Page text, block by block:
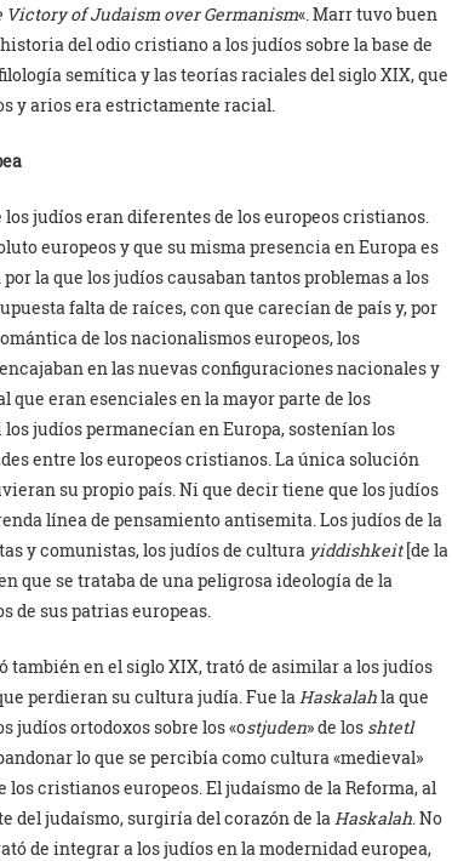
Victory of Judaism over Germanism«. Marr tuvo buen
del odio cristiano a los judíos sobre la base de
semítica y las teorías raciales del siglo XIX, que
y arios era estrictamente racial.
judíos eran diferentes de los europeos cristianos.
europeos y que su misma presencia en Europa es
la que los judíos causaban tantos problemas a los
falta de raíces, con que carecían de país y, por
de los nacionalismos europeos, los
en las nuevas configuraciones nacionales y
eran esenciales en la mayor parte de los
judíos permanecían en Europa, sostenían los
entre los europeos cristianos. La única solución
su propio país. Ni que decir tiene que los judíos
línea de pensamiento antisemita. Los judíos de la
y comunistas, los judíos de cultura yiddishkeit[de la
que se trataba de una peligrosa ideología de la
de sus patrias europeas.
también en el siglo XIX, trató de asimilar a los judíos
perdieran su cultura judía. Fue laHaskalahla que
judíos ortodoxos sobre los «ostjuden» de los shtetl
lo que se percibía como cultura «medieval»
cristianos europeos. El judaísmo de la Reforma, al
del judaísmo, surgiría del corazón de laHaskalah. No
de integrar a los judíos en la modernidad europea,